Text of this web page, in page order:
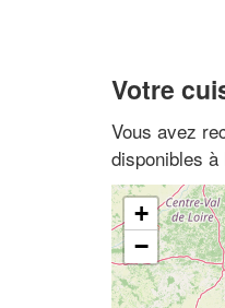
Votre
Vous avez
disponibles à
+
−